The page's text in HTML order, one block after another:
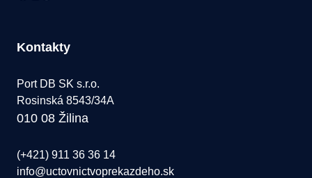
Kontakty
Port DB SK s.r.o.
Rosinská 8543/34A
010 08 Žilina
(+421) 911 36 36 14
info@uctovnictvoprekazdeho.sk